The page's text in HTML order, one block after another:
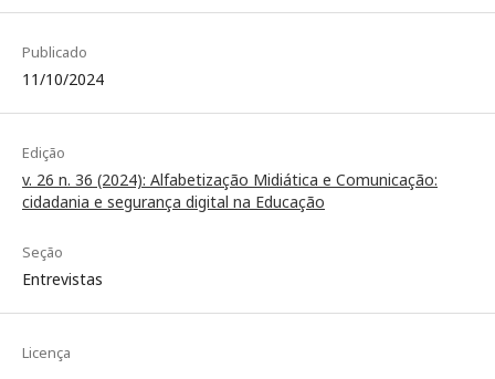
Publicado
11/10/2024
Edição
v. 26 n. 36 (2024): Alfabetização Midiática e Comunicação:
cidadania e segurança digital na Educação
Seção
Entrevistas
Licença